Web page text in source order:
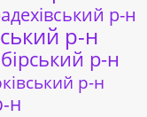
р-н
р-н
р-н
р-н
н